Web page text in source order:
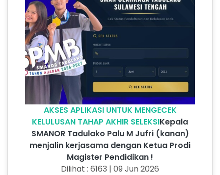
AKSES APLIKASI UNTUK MENGECEK
KELULUSAN TAHAP AKHIR SELEKSIKepala
SMANOR Tadulako Palu M Jufri (kanan)
menjalin kerjasama dengan Ketua Prodi
Magister Pendidikan !
Dilihat : 6163 | 09 Jun 2026